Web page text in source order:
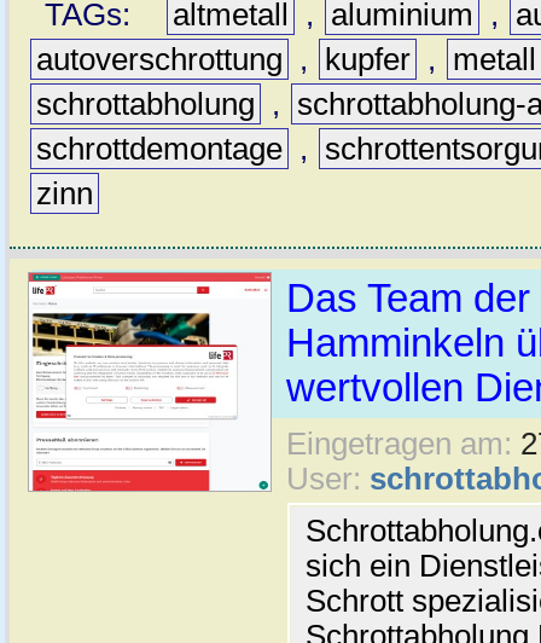
TAGs: altmetall , aluminium ,
autoverschrottung
, kupfer ,
metall
schrottabholung
,
schrottabholung-
schrottdemontage ,
zinn
Das Team
Hamminkeln
wertvollen
Eingetragen am:
User:
sich ein
Schrott